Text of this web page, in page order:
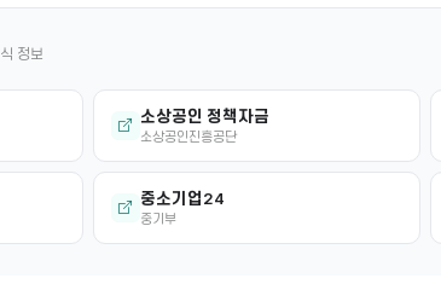
정보
소상공인 정책자금
소상공인진흥공단
중소기업24
중기부